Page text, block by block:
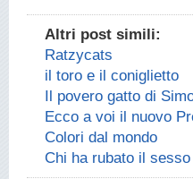
Altri post simili:
Ratzycats
il toro e il coniglietto
Il povero gatto di
Ecco a voi il nuovo
Colori dal mondo
Chi ha rubato il